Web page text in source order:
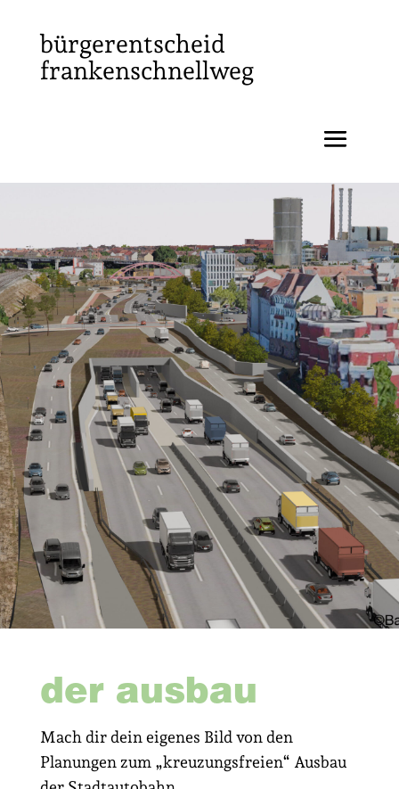
bürgerentscheid
frankenschnellweg
der ausbau
Mach dir dein eigenes Bild von den
Planungen zum „kreuzungsfreien“ Ausbau